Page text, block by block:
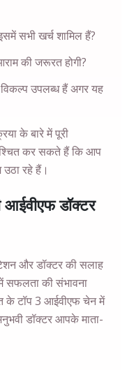
सभी खर्च शामिल हैं?
की जरूरत होगी?
उपलब्ध हैं अगर यह
के बारे में पूरी
कर सकते हैं कि आप
उठा रहे हैं।
डॉक्टर
और डॉक्टर की सलाह
सफलता की संभावना
के टॉप 3 आईवीएफ चेन में
डॉक्टर आपके माता-